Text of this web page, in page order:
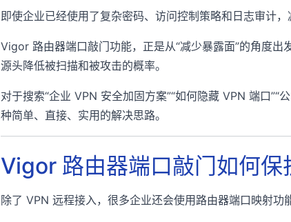
即使企业已经使用了复杂密码、访问控制策略和日志审计
Vigor 路由器端口敲门功能，正是从“减少暴露面”的角度
源头降低被扫描和被攻击的概率。
对于搜索“企业 VPN 安全加固方案”“如何隐藏 VPN 端口”“
种简单、直接、实用的解决思路。
Vigor 路由器端口敲门如何保
除了 VPN 远程接入，很多企业还会使用路由器端口映射功